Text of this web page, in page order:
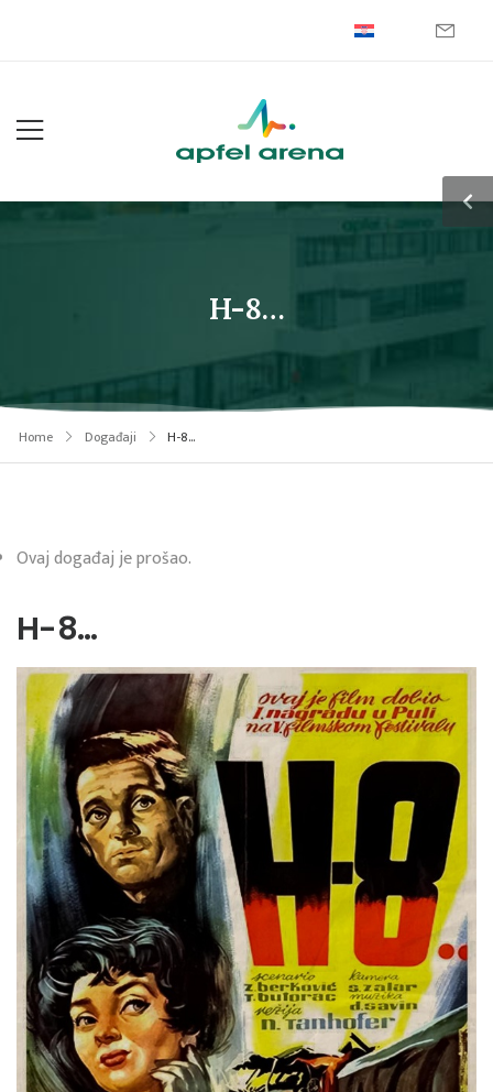
H-8…
Home Događaji H-8…
Ovaj događaj je prošao.
H-8…